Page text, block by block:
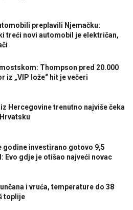
preplavili Njemačku:
treći novi automobil je električan,
Thompson pred 20.000
iz „VIP lože“ hit je večeri
iz Hercegovine trenutno najviše čeka
godine investirano gotovo 9,5
Evo gdje je otišao najveći novac
i vruća, temperature do 38
toplije